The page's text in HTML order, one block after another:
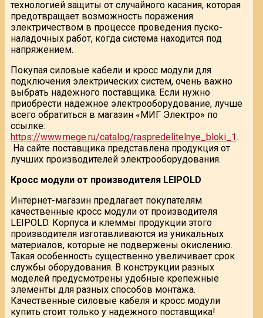
технологией защиты от случайного касания, которая
предотвращает возможность поражения
электричеством в процессе проведения пуско-
наладочных работ, когда система находится под
напряжением.
Покупая силовые кабели и кросс модули для
подключения электрических систем, очень важно
выбрать надежного поставщика. Если нужно
приобрести надежное электрооборудование, лучше
всего обратиться в магазин «МИГ Электро» по
ссылке:
https://www.mege.ru/catalog/raspredelitelnye_bloki_1.
На сайте поставщика представлена продукция от
лучших производителей электрооборудования.
Кросс модули от производителя LEIPOLD
Интернет-магазин предлагает покупателям
качественные кросс модули от производителя
LEIPOLD. Корпуса и клеммы продукции этого
производителя изготавливаются из уникальных
материалов, которые не подвержены окислению.
Такая особенность существенно увеличивает срок
службы оборудования. В конструкции разных
моделей предусмотрены удобные крепежные
элементы для разных способов монтажа.
Качественные силовые кабеля и кросс модули
купить стоит только у надежного поставщика!